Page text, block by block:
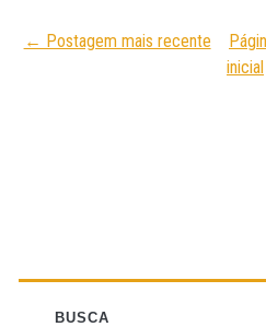
← Postagem mais recente
inicial
BUSCA